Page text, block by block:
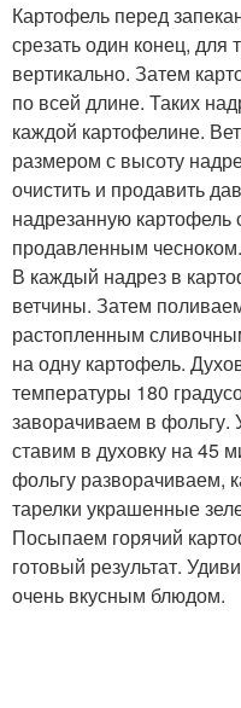
Картофель перед
срезать один конец, для
вертикально. Затем
по всей длине. Таких
каждой картофелине.
размером с высоту
очистить и продавить
надрезанную
продавленным чесноком.
В каждый надрез в
ветчины. Затем
растопленным
на одну картофель.
температуры 180
заворачиваем в фольгу.
ставим в духовку на 45
фольгу разворачиваем,
тарелки украшенные
Посыпаем горячий
готовый результат.
очень вкусным блюдом.